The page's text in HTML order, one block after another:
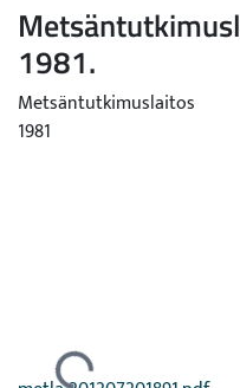
1981.
Metsäntutkimuslaitos
1981